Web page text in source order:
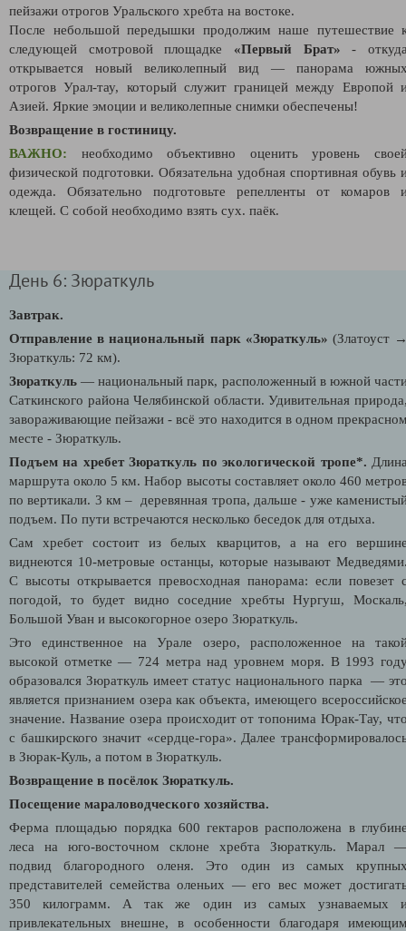
пейзажи отрогов Уральского хребта на востоке.
После небольшой передышки продолжим наше путешествие
следующей смотровой площадке «Первый Брат» -
открывается новый великолепный вид — панорама
отрогов Урал-тау, который служит границей между Европой
Азией. Яркие эмоции и великолепные снимки обеспечены!
Возвращение в гостиницу.
ВАЖНО:
необходимо объективно оценить уровень
физической подготовки. Обязательна удобная спортивная обувь
одежда. Обязательно подготовьте репелленты от комаров
клещей. С собой необходимо взять сух. паёк.
День 6: Зюраткуль
Завтрак.
Отправление в национальный парк «Зюраткуль» (Златоуст
Зюраткуль: 72 км).
Зюраткуль — национальный парк, расположенный в южной
Саткинского района Челябинской области. Удивительная
завораживающие пейзажи - всё это находится в одном
месте - Зюраткуль.
Подъем на хребет Зюраткуль по экологической тропе*.
маршрута около 5 км. Набор высоты составляет около 460
по вертикали. 3 км –
деревянная тропа, дальше - уже
подъем. По пути встречаются несколько беседок для отдыха.
Сам хребет состоит из белых кварцитов, а на его
виднеются 10-метровые останцы, которые называют
С высоты открывается превосходная панорама: если повезет
погодой, то будет видно соседние хребты Нургуш,
Большой Уван и высокогорное озеро Зюраткуль.
Это единственное на Урале озеро, расположенное на
высокой отметке — 724 метра над уровнем моря. В 1993
образовался Зюраткуль имеет статус национального парка
—
является признанием озера как объекта, имеющего
значение. Название озера происходит от топонима Юрак-Тау,
с башкирского значит «сердце-гора». Далее
в Зюрак-Куль, а потом в Зюраткуль.
Возвращение в посёлок Зюраткуль.
Посещение мараловодческого хозяйства.
Ферма площадью порядка 600 гектаров расположена в
леса на юго-восточном склоне хребта Зюраткуль. Марал
подвид благородного оленя. Это один из самых
представителей семейства оленьих — его вес может
350 килограмм. А так же один из самых узнаваемых
привлекательных внешне, в особенности благодаря